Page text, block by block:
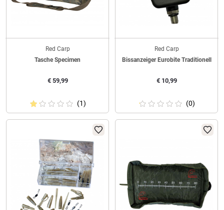
Red Carp
Tasche Specimen
€59,99
(1)
Red Carp
Bissanzeiger Eurobite Traditionell
€10,99
(0)